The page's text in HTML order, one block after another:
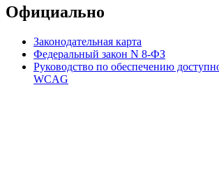
Официально
Законодательная карта
Федеральный закон N 8-ФЗ
Руководство по обеспечению
WCAG